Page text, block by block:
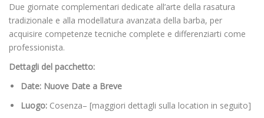
Due giornate complementari dedicate all’arte della rasatura
tradizionale e alla modellatura avanzata della barba, per
acquisire competenze tecniche complete e differenziarti come
professionista.
Dettagli del pacchetto:
Date: Nuove Date a Breve
Luogo: Cosenza– [maggiori dettagli sulla location in seguito]